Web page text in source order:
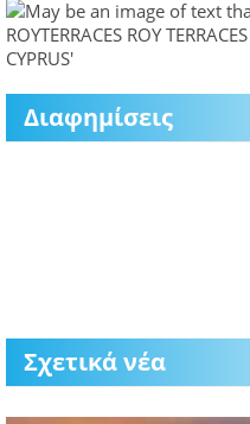
Διαφημίσεις
Σχετικά νέα